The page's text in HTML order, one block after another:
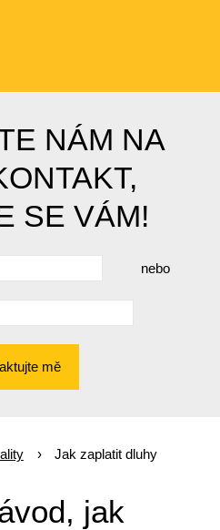
NÁM NA
SE VÁM!
nebo
mě
Jak zaplatit dluhy
jak